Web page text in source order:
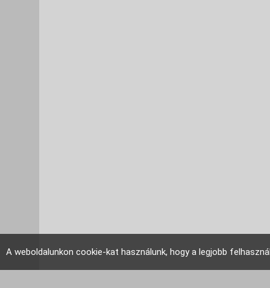
A weboldalunkon cookie-kat használunk, hogy a legjobb